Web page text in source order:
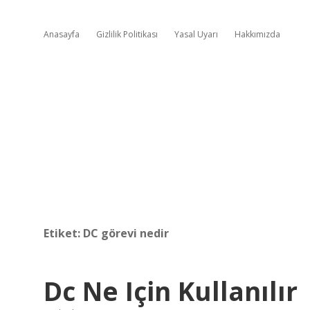
Anasayfa Gizlilik Politikası Yasal Uyarı Hakkımızda
Etiket: DC görevi nedir
Dc Ne Için Kullanılır